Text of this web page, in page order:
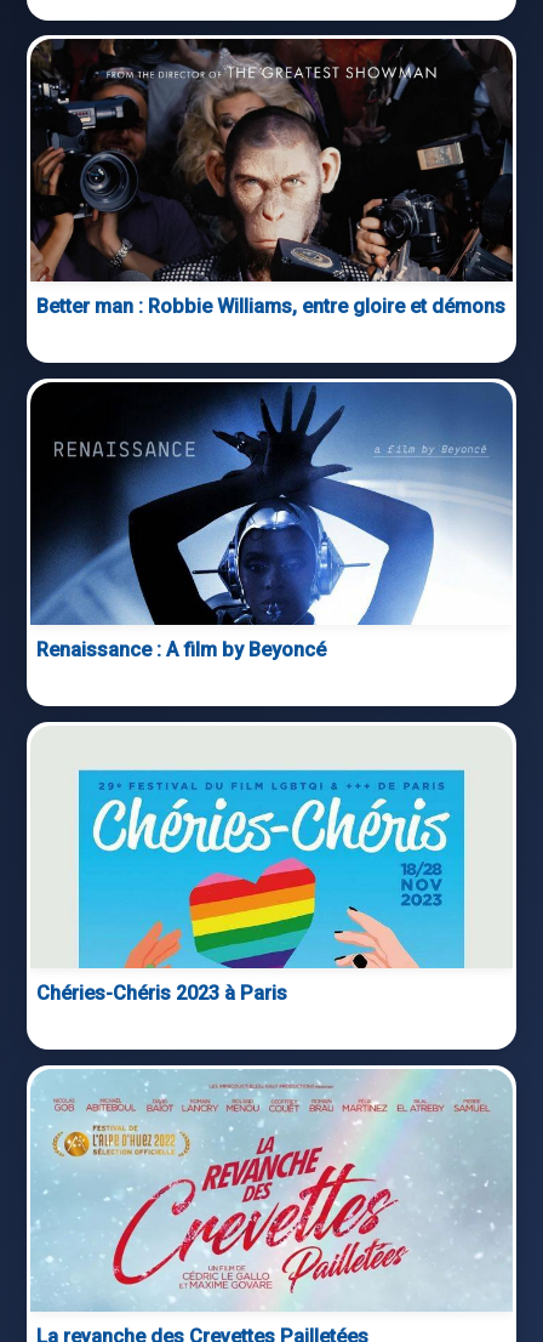
Better man : Robbie Williams, entre gloire et démons
Renaissance : A film by Beyoncé
Chéries-Chéris 2023 à Paris
La revanche des Crevettes Pailletées